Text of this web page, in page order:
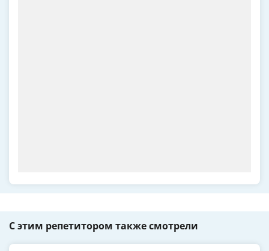
С этим репетитором также смотрели